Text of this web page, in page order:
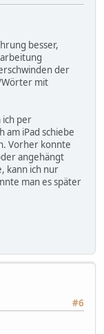
besser,
der
Wörter mit
ich per
am iPad schiebe
Vorher konnte
angehängt
kann ich nur
man es später
#6